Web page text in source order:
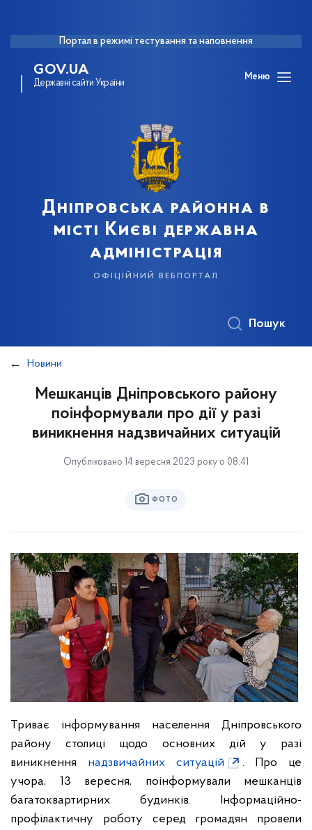
Портал в режимі тестування та наповнення
GOV.UA
Державні сайти України
Меню
Дніпровська районна в
місті Києві державна
адміністрація
офіційний вебпортал
Пошук
Новини
Мешканців Дніпровського району
поінформували про дії у разі
виникнення надзвичайних ситуацій
Опубліковано 14 вересня 2023 року о 08:41
ФОТО
Триває інформування населення Дніпровського
району столиці щодо основних дій у разі
виникнення надзвичайних ситуацій
. Про це
учора, 13 вересня, поінформували мешканців
багатоквартирних будинків. Інформаційно-
профілактичну роботу серед громадян провели